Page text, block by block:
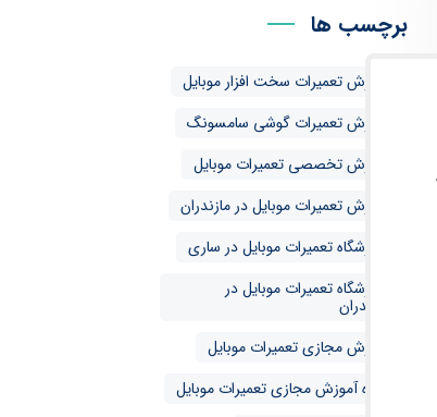
برچسب ها
آموزش تعمیرات سخت افزار موبایل
آموزش تعمیرات گوشی سامسونگ
آموزش تخصصی تعمیرات موبایل
آموزش تعمیرات موبایل در مازندران
آموزشگاه تعمیرات موبایل در ساری
آموزشگاه تعمیرات موبایل در
مازندران
آموزش مجازی تعمیرات موبایل
دوره آموزش مجازی تعمیرات موبایل